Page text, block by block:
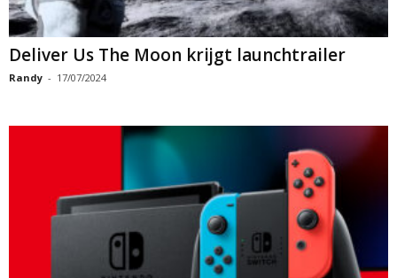
Deliver Us The Moon krijgt launchtrailer
Randy - 17/07/2024